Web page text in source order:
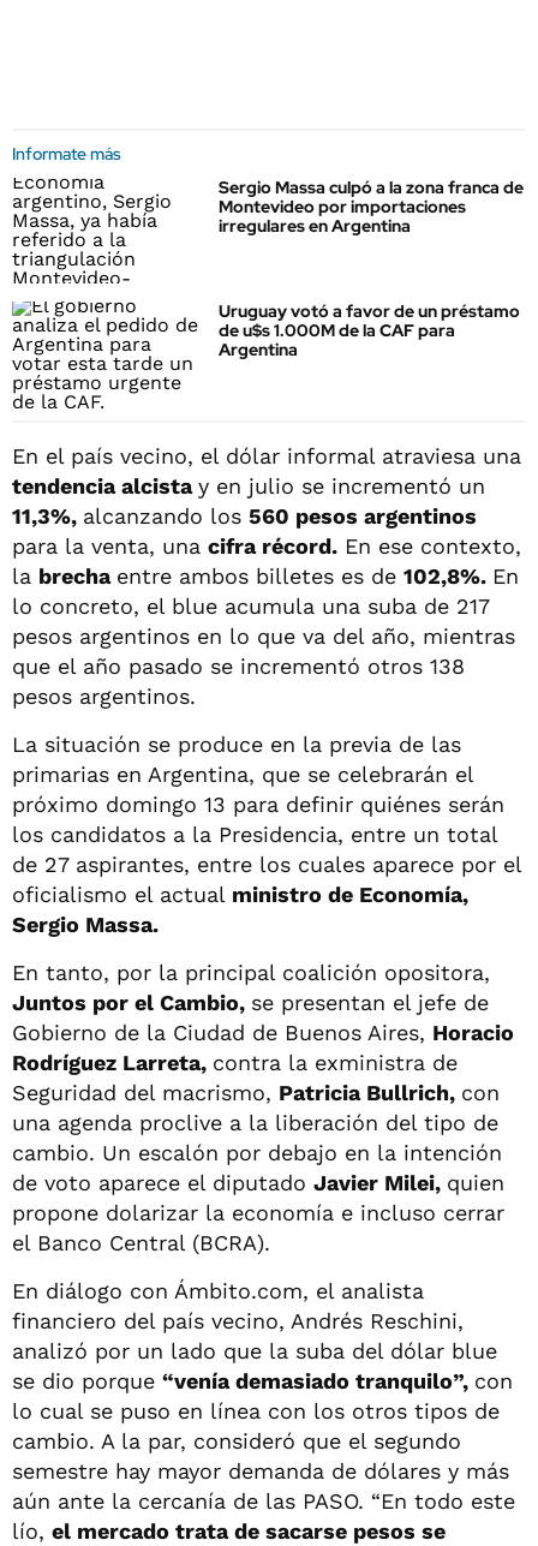
Informate más
Sergio Massa culpó a la zona franca de
Montevideo por importaciones
irregulares en Argentina
Uruguay votó a favor de un préstamo
de u$s 1.000M de la CAF para
Argentina
En el país vecino, el dólar informal atraviesa una
tendencia alcistay en julio se incrementó un
11,3%, alcanzando los 560 pesos argentinos
para la venta, una cifra récord. En ese contexto,
la brecha entre ambos billetes es de 102,8%. En
lo concreto, el blue acumula una suba de 217
pesos argentinos en lo que va del año, mientras
que el año pasado se incrementó otros 138
pesos argentinos.
La situación se produce en la previa de las
primarias en Argentina, que se celebrarán el
próximo domingo 13 para definir quiénes serán
los candidatos a la Presidencia, entre un total
de 27 aspirantes, entre los cuales aparece por el
oficialismo el actual ministro de Economía,
Sergio Massa.
En tanto, por la principal coalición opositora,
Juntos por el Cambio, se presentan el jefe de
Gobierno de la Ciudad de Buenos Aires, Horacio
Rodríguez Larreta, contra la exministra de
Seguridad del macrismo, Patricia Bullrich, con
una agenda proclive a la liberación del tipo de
cambio. Un escalón por debajo en la intención
de voto aparece el diputado Javier Milei, quien
propone dolarizar la economía e incluso cerrar
el Banco Central (BCRA).
En diálogo con Ámbito.com, el analista
financiero del país vecino, Andrés Reschini,
analizó por un lado que la suba del dólar blue
se dio porque “venía demasiado tranquilo”, con
lo cual se puso en línea con los otros tipos de
cambio. A la par, consideró que el segundo
semestre hay mayor demanda de dólares y más
aún ante la cercanía de las PASO. “En todo este
lío, el mercado trata de sacarse pesos se